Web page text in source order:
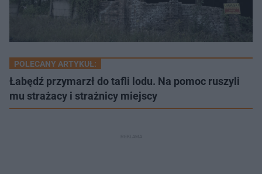
POLECANY ARTYKUŁ:
Łabędź przymarzł do tafli lodu. Na pomoc ruszyli
mu strażacy i strażnicy miejscy